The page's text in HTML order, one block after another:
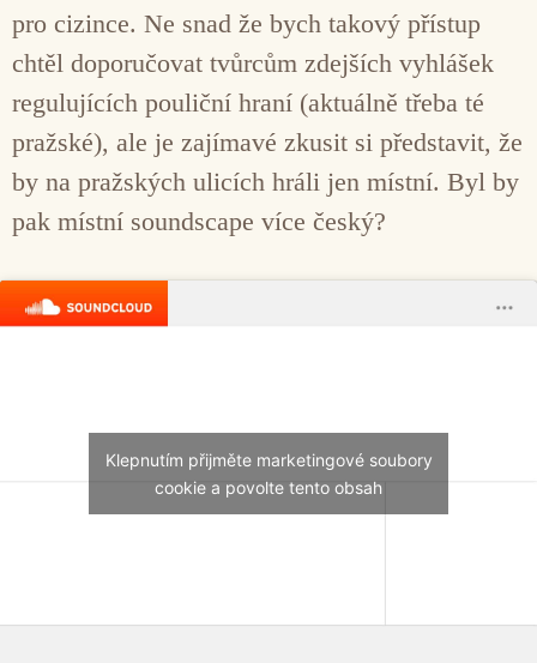
pro cizince. Ne snad že bych takový přístup
chtěl doporučovat tvůrcům zdejších vyhlášek
regulujících pouliční hraní (aktuálně třeba té
pražské), ale je zajímavé zkusit si představit, že
by na pražských ulicích hráli jen místní. Byl by
pak místní soundscape více český?
Klepnutím přijměte marketingové soubory
cookie a povolte tento obsah